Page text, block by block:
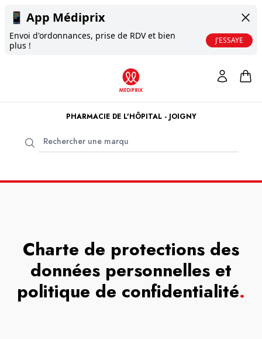
📱 App Médiprix
Envoi d'ordonnances, prise de RDV et bien
plus !
J'ESSAYE
PHARMACIE DE L'HÔPITAL - JOIGNY
Charte de protections des
données personnelles et
politique de confidentialité.